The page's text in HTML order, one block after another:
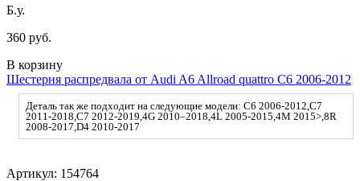
Б.у.
360 руб.
В корзину
Шестерня распредвала от Audi A6 Allroad quattro C6 2006-2012
Деталь так же подходит на следующие модели: C6 2006-2012,C7
2011-2018,C7 2012-2019,4G 2010–2018,4L 2005-2015,4M 2015>,8R
2008-2017,D4 2010-2017
Артикул: 154764